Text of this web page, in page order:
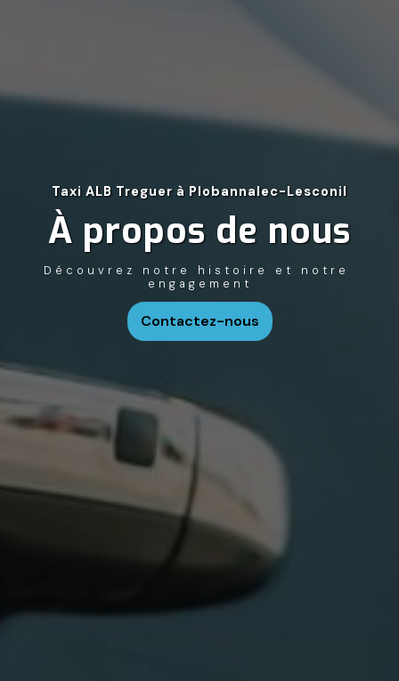
Taxi ALB Treguer à Plobannalec-Lesconil
À propos de nous
Découvrez notre histoire et notre
engagement
Contactez-nous